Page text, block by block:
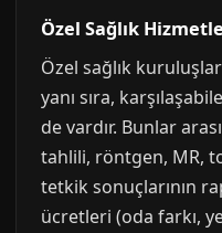
Özel Sağlık
Özel sağlık
yanı sıra,
de vardır. Bunlar
tahlili, röntgen, MR,
tetkik sonuçlarının
ücretleri (oda farkı,